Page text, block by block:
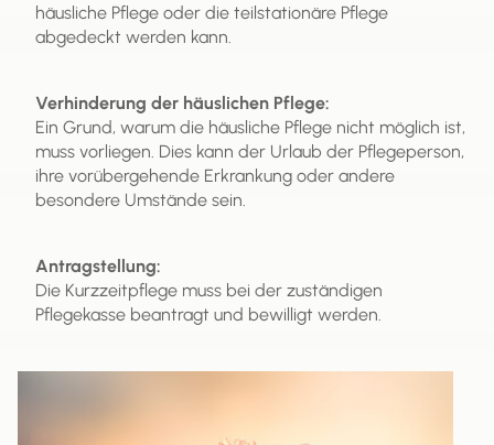
häusliche Pflege oder die teilstationäre Pflege
abgedeckt werden kann.
Verhinderung der häuslichen Pflege:
Ein Grund, warum die häusliche Pflege nicht möglich ist,
muss vorliegen. Dies kann der Urlaub der Pflegeperson,
ihre vorübergehende Erkrankung oder andere
besondere Umstände sein.
Antragstellung:
Die Kurzzeitpflege muss bei der zuständigen
Pflegekasse beantragt und bewilligt werden.